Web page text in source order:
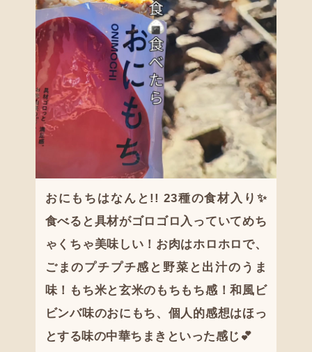
おにもちはなんと!! 23種の食材入り✨
食べると具材がゴロゴロ入っていてめち
ゃくちゃ美味しい！お肉はホロホロで、
ごまのプチプチ感と野菜と出汁のうま
味！もち米と玄米のもちもち感！和風ビ
ビンバ味のおにもち、個人的感想はほっ
とする味の中華ちまきといった感じ💕